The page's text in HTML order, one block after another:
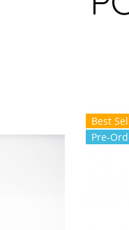
Best
Pre-